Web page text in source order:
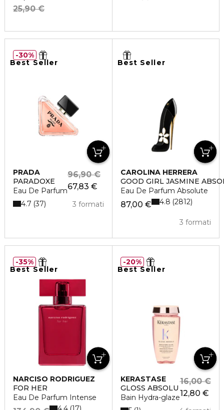
25,90 €
Best Seller
PRADA
PARADOXE
Eau De Parfum67,83 €
96,90 €
3 formati
4.7 37
30%
Best Seller
CAROLINA HERRERA
GOOD GIRL JASMINE
Eau De Parfum Absolute
87,00 €
3 formati
4.8 2812
Best Seller
NARCISO RODRIGUEZ
FOR HER
Eau De Parfum Intense
35%
Best Seller
KERASTASE
GLOSS ABSOLU
Bain Hydra-glaze12,80 €
16,00 €
20%